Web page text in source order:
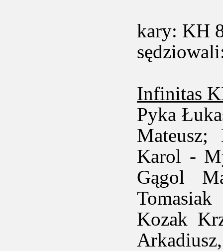
kary: KH
Infinitas
Pyka
Mateusz;
Karol -
Gągol
Kozak